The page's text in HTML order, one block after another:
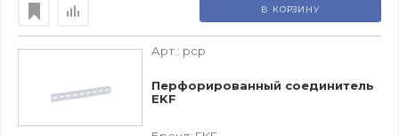
В КОРЗИНУ
Арт.: pcp
Перфорированный соединитель
EKF